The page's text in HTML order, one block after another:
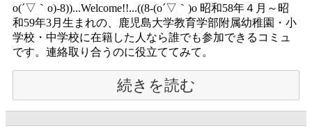
o(´▽｀o)-8))...Welcome!!...((8-(o´▽｀)o 昭和58年４月～昭
和59年3月生まれの、鹿児島大学教育学部附属幼稚園・小
学校・中学校に在籍した人なら誰でも参加できるコミュ
です。連絡取り合うのに役立ててみて。
続きを読む